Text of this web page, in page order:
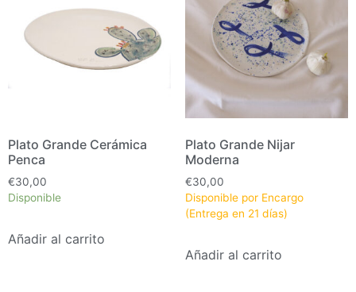
Plato Grande Cerámica
Penca
€30,00
Disponible
Añadir al carrito
Plato Grande Nijar
Moderna
€30,00
Disponible por Encargo
(Entrega en 21 días)
Añadir al carrito